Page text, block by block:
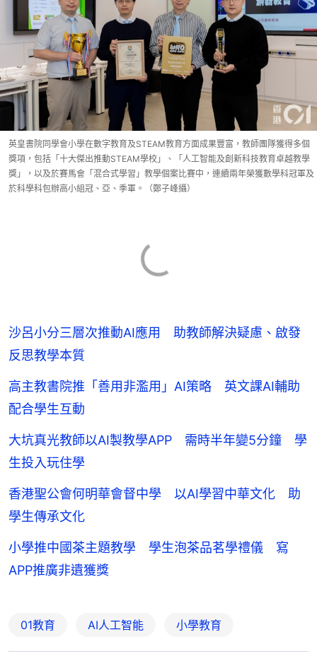
英皇書院同學會小學在數字教育及STEAM教育方面成果豐富，教師團隊獲得多個
獎項，包括「十大傑出推動STEAM學校」、「人工智能及創新科技教育卓越教學
獎」，以及於賽馬會「混合式學習」教學個案比賽中，連續兩年榮獲數學科冠軍及
於科學科包辦高小組冠、亞、季軍。（鄭子峰攝）
沙呂小分三層次推動AI應用 助教師解決疑慮、啟發
反思教學本質
高主教書院推「善用非濫用」AI策略 英文課AI輔助
配合學生互動
大坑真光教師以AI製教學APP 需時半年變5分鐘 學
生投入玩住學
香港聖公會何明華會督中學 以AI學習中華文化 助
學生傳承文化
小學推中國茶主題教學 學生泡茶品茗學禮儀 寫
APP推廣非遺獲獎
01教育 AI人工智能 小學教育